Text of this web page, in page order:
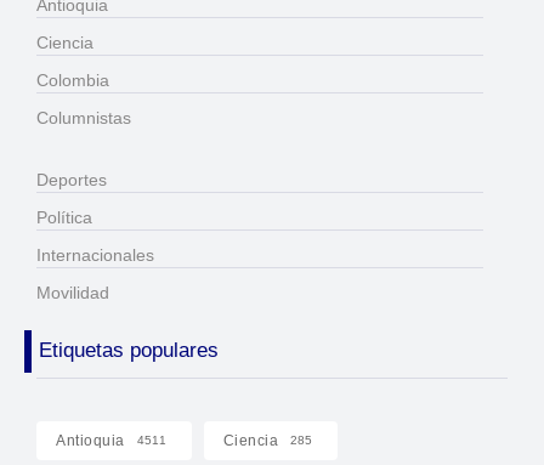
Antioquia
Ciencia
Colombia
Columnistas
Deportes
Política
Internacionales
Movilidad
Etiquetas populares
Antioquia 4511 Ciencia 285